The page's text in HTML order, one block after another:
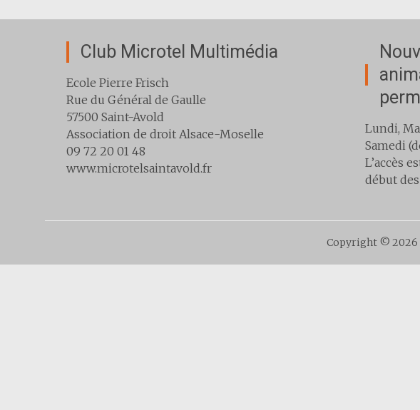
Club Microtel Multimédia
Ecole Pierre Frisch
Rue du Général de Gaulle
57500 Saint-Avold
Association de droit Alsace-Moselle
09 72 20 01 48
www.microtelsaintavold.fr
Lundi,
Samedi
L’accès
début
Copyright © 2026